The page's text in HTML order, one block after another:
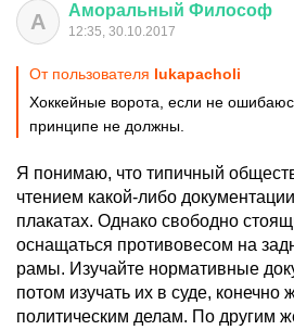
А Аморальный Философ
12:35, 30.10.2017
От пользователя lukapacholi
Хоккейные ворота, если не
принципе не должны.
Я понимаю, что типичный
чтением какой-либо
плакатах. Однако свободно
оснащаться противовесом на
рамы. Изучайте нормативные
потом изучать их в суде, конечно
политическим делам. По другим